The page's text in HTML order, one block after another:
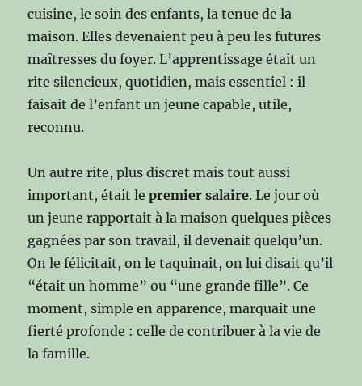
cuisine, le soin des enfants, la tenue de la
maison. Elles devenaient peu à peu les futures
maîtresses du foyer. L’apprentissage était un
rite silencieux, quotidien, mais essentiel : il
faisait de l’enfant un jeune capable, utile,
reconnu.
Un autre rite, plus discret mais tout aussi
important, était lepremier salaire. Le jour où
un jeune rapportait à la maison quelques pièces
gagnées par son travail, il devenait quelqu’un.
On le félicitait, on le taquinait, on lui disait qu’il
“était un homme” ou “une grande fille”. Ce
moment, simple en apparence, marquait une
fierté profonde : celle de contribuer à la vie de
la famille.